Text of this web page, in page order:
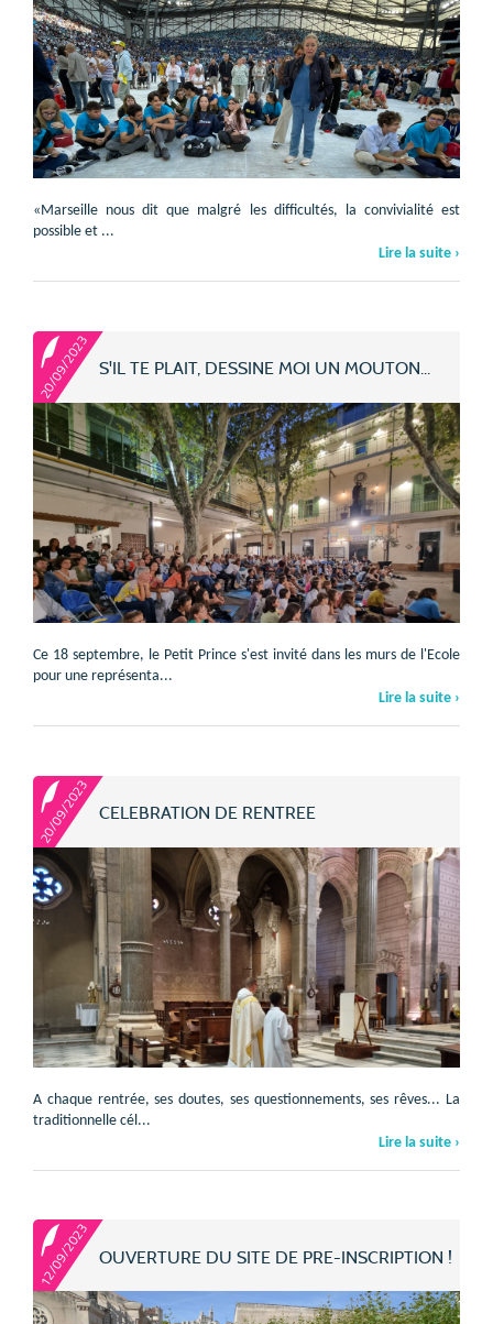
«Marseille nous dit que malgré les difficultés, la convivialité est
possible et ...
Lire la suite ›
20/09/2023 S'IL TE PLAIT, DESSINE MOI UN MOUTON...
Ce 18 septembre, le Petit Prince s'est invité dans les murs de l'Ecole
pour une représenta...
Lire la suite ›
20/09/2023 CELEBRATION DE RENTREE
A chaque rentrée, ses doutes, ses questionnements, ses rêves... La
traditionnelle cél...
Lire la suite ›
12/09/2023 OUVERTURE DU SITE DE PRE-INSCRIPTION !